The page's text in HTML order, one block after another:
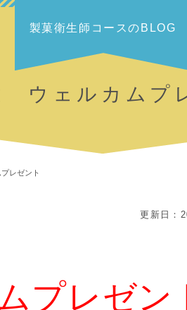
製菓衛生師コースのBLOG
ウェルカムプ
レゼント
更新日：
プレゼン